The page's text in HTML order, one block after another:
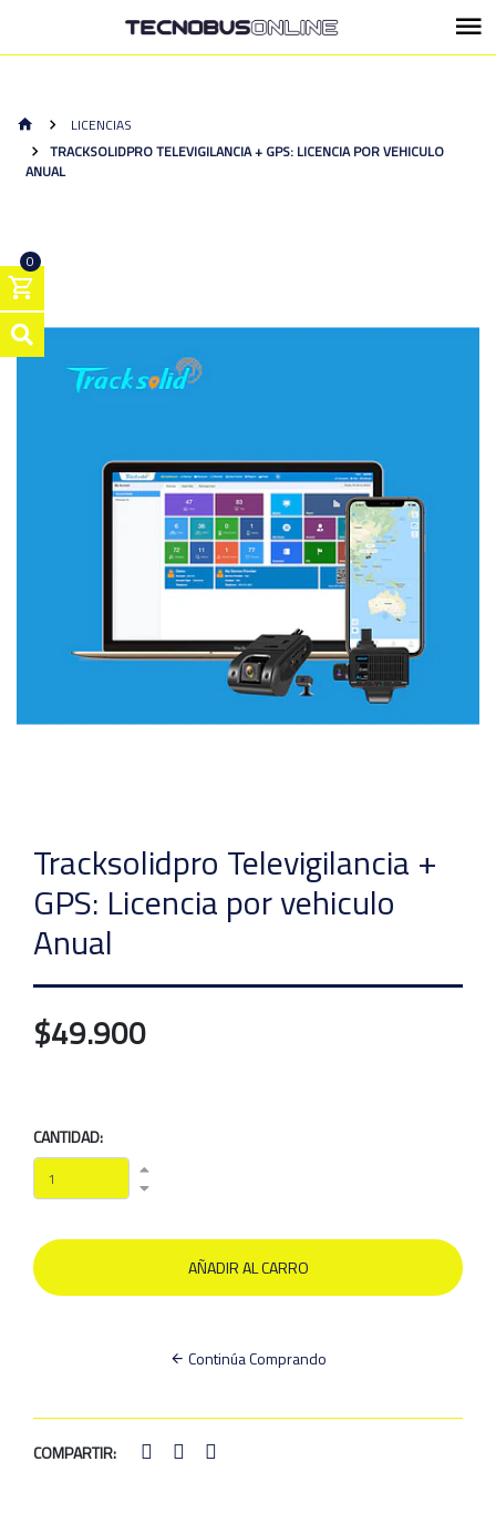
0
LICENCIAS
TRACKSOLIDPRO TELEVIGILANCIA + GPS: LICENCIA POR VEHICULO
ANUAL
Tracksolidpro Televigilancia +
GPS: Licencia por vehiculo
Anual
$49.900
CANTIDAD:
Continúa Comprando
COMPARTIR: